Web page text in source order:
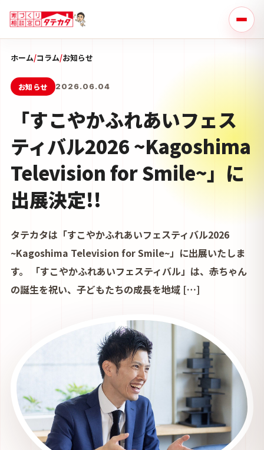
ホーム/コラム/お知らせ
お知らせ 2026.06.04
「すこやかふれあいフェス
ティバル2026 ~Kagoshima
Television for Smile~」に
出展決定!!
タテカタは「すこやかふれあいフェスティバル2026
~Kagoshima Television for Smile~」に出展いたしま
す。 「すこやかふれあいフェスティバル」は、赤ちゃん
の誕生を祝い、子どもたちの成長を地域 […]